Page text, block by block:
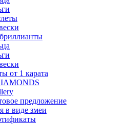
от 1 карата
предложение
в виде змеи